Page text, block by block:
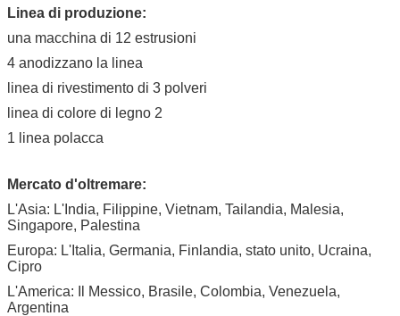
Linea di produzione:
una macchina di 12 estrusioni
4 anodizzano la linea
linea di rivestimento di 3 polveri
linea di colore di legno 2
1 linea polacca
Mercato d'oltremare:
L'Asia: L'India, Filippine, Vietnam, Tailandia, Malesia,
Singapore, Palestina
Europa: L'Italia, Germania, Finlandia, stato unito, Ucraina,
Cipro
L'America: Il Messico, Brasile, Colombia, Venezuela,
Argentina